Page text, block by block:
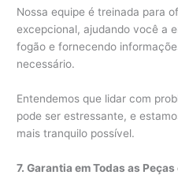
Nossa equipe é treinada para
excepcional, ajudando você a
fogão e fornecendo
necessário.
Entendemos que lidar com
pode ser estressante, e
mais tranquilo possível.
7. Garantia em Todas as Peças